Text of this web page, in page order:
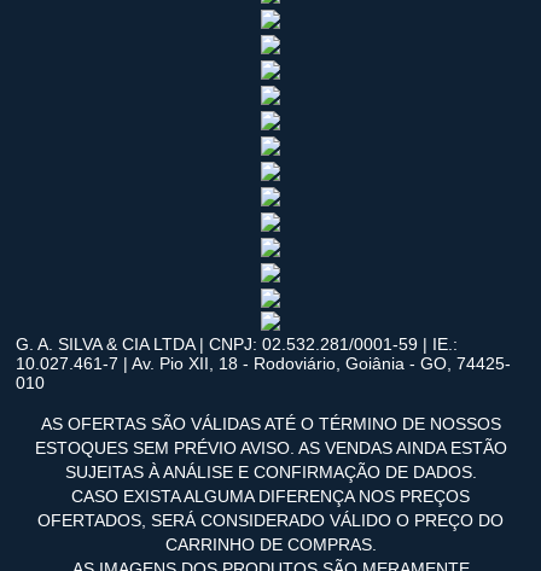
G. A. SILVA & CIA LTDA | CNPJ: 02.532.281/0001-59 | IE.:
10.027.461-7 | Av. Pio XII, 18 - Rodoviário, Goiânia - GO, 74425-
010
AS OFERTAS SÃO VÁLIDAS ATÉ O TÉRMINO DE NOSSOS
ESTOQUES SEM PRÉVIO AVISO. AS VENDAS AINDA ESTÃO
SUJEITAS À ANÁLISE E CONFIRMAÇÃO DE DADOS.
CASO EXISTA ALGUMA DIFERENÇA NOS PREÇOS
OFERTADOS, SERÁ CONSIDERADO VÁLIDO O PREÇO DO
CARRINHO DE COMPRAS.